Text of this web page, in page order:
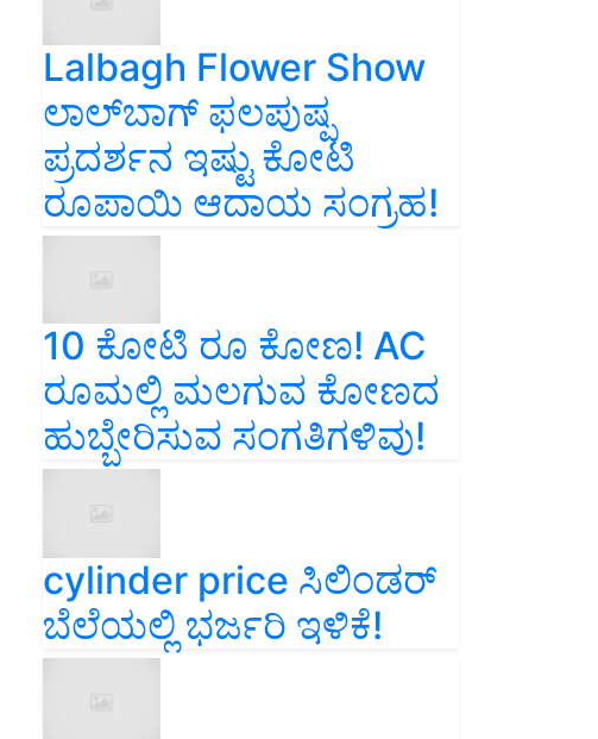
Lalbagh Flower Show
ಲಾಲ್‌ಬಾಗ್ ಫಲಪುಷ್ಪ
ಪ್ರದರ್ಶನ ಇಷ್ಟು ಕೋಟಿ
ರೂಪಾಯಿ ಆದಾಯ ಸಂಗ್ರಹ!
10 ಕೋಟಿ ರೂ ಕೋಣ! AC
ರೂಮಲ್ಲಿ ಮಲಗುವ ಕೋಣದ
ಹುಬ್ಬೇರಿಸುವ ಸಂಗತಿಗಳಿವು!
cylinder price ಸಿಲಿಂಡರ್‌
ಬೆಲೆಯಲ್ಲಿ ಭರ್ಜರಿ ಇಳಿಕೆ!